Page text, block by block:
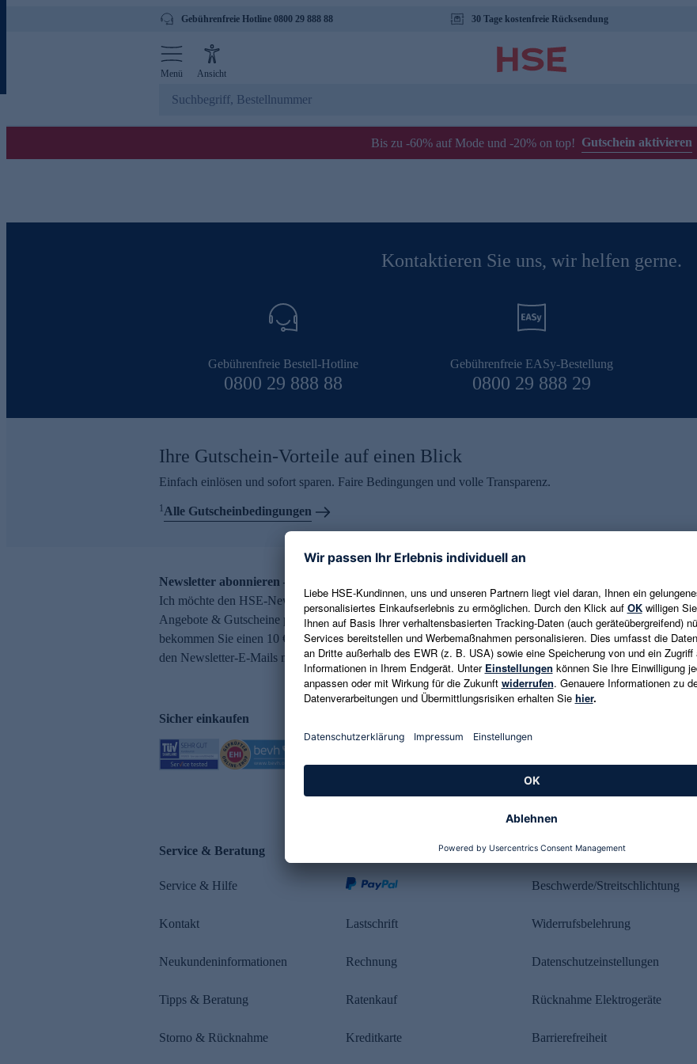
Gebührenfreie Hotline 0800 29 888 88 30 Tage kostenfreie Rücksendung
Menü Ansicht
Bis zu -60% auf Mode und -20% on top! Gutschein aktivieren
Kontaktieren Sie uns, wir helfen gerne.
Gebührenfreie Bestell-Hotline
0800 29 888 88
Gebührenfreie EASy-Bestellung
0800 29 888 29
Ihre Gutschein-Vorteile auf einen Blick
Einfach einlösen und sofort sparen. Faire Bedingungen und volle Transparenz.
1Alle Gutscheinbedingungen
Newsletter abonnieren – 10 € Gutschein erhalten
Ich möchte den HSE-Newsletter abonnieren und aktuelle Trends,
Angebote & Gutscheine per E-Mail erhalten. Als Dankeschön
bekommen Sie einen 10 € Gutschein. Eine Abmeldung ist jederzeit in
den Newsletter-E-Mails möglich.
E-Mail-Adresse eingeben
Es gelten die Datenschutzrichtlinien
Sicher einkaufen
Service & Beratung
Service & Hilfe
Kontakt
Neukundeninformationen
Tipps & Beratung
Storno & Rücknahme
Lastschrift
Rechnung
Ratenkauf
Kreditkarte
Rechtliches
Beschwerde/Streitschlichtung
Widerrufsbelehrung
Datenschutzeinstellungen
Rücknahme Elektrogeräte
Barrierefreiheit